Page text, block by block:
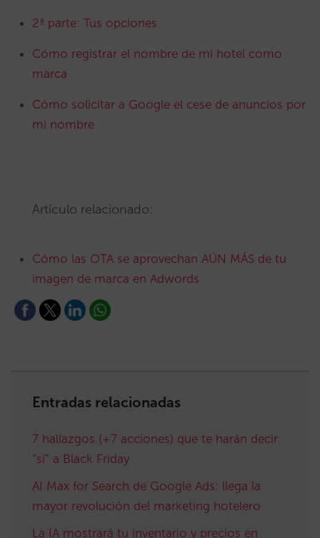
2ª parte: Tus opciones
Cómo registrar el nombre de mi hotel como
marca
Cómo solicitar a Google el cese de anuncios por
mi nombre
Artículo relacionado:
Cómo las OTA se aprovechan AÚN MÁS de tu
imagen de marca en Adwords
Entradas relacionadas
7 hallazgos (+7 acciones) que te harán decir
“sí” a Black Friday
AI Max for Search de Google Ads: llega la
mayor revolución del marketing hotelero
La IA mostrará tu inventario y precios en